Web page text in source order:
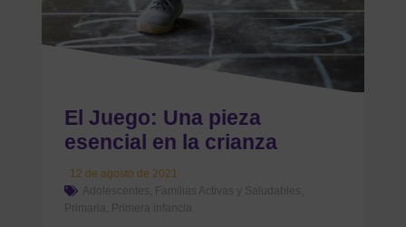
El Juego: Una pieza
esencial en la crianza
12 de agosto de 2021
Adolescentes
Familias Activas y Saludables
Primaria
Primera infancia